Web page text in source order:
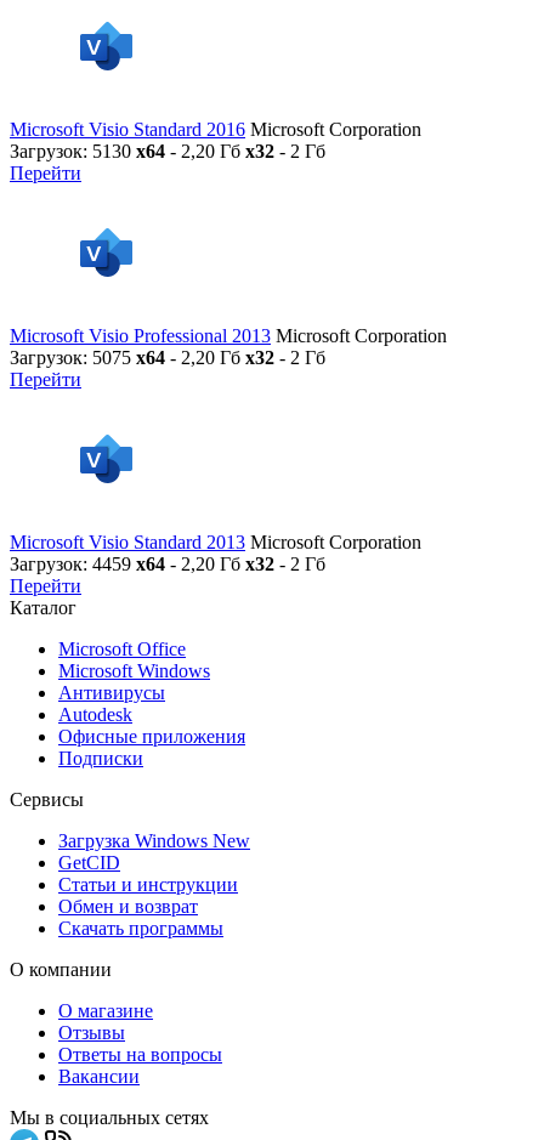
Microsoft Visio Standard 2016 Microsoft Corporation
Загрузок: 5130 x64 - 2,20 Гб x32 - 2 Гб
Перейти
Microsoft Visio Professional 2013 Microsoft Corporation
Загрузок: 5075 x64 - 2,20 Гб x32 - 2 Гб
Перейти
Microsoft Visio Standard 2013 Microsoft Corporation
Загрузок: 4459 x64 - 2,20 Гб x32 - 2 Гб
Перейти
Каталог
Microsoft Office
Microsoft Windows
Антивирусы
Autodesk
Офисные приложения
Подписки
Сервисы
Загрузка Windows New
GetCID
Статьи и инструкции
Обмен и возврат
Скачать программы
О компании
О магазине
Отзывы
Ответы на вопросы
Вакансии
Мы в социальных сетях